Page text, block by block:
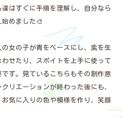
はすぐに手順を理解し、自分なら
めました🎨
女の子が青をベースにし、紫を生
せたり、スポイトを上手に使って
す。見ているこちらもその創作意
リエーションが終わった後にも、
気に入りの色や模様を作り、笑顔